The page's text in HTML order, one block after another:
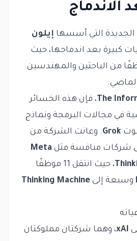
الاندماج
الجديدة التي أسسها إيلون
كبيرة بعد اندماجها، حيث
من 50 موظفًا من الباحثين والمهندسين
The ، فإن هذه الخسائر
في مجالات البرمجة ونماذج
Grok. وعانت الشركة من
شركات منافسة مثل Meta
، حيث انتقل 11 موظفًا
وسبعة إلى Thinking Machine
xAI، وهما شركتان مملوكتان